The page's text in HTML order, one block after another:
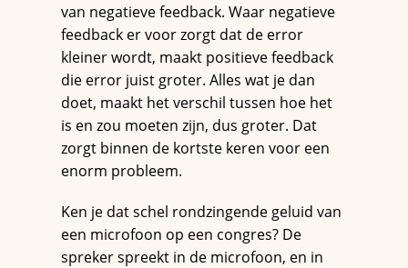
van negatieve feedback. Waar negatieve
feedback er voor zorgt dat de error
kleiner wordt, maakt positieve feedback
die error juist groter. Alles wat je dan
doet, maakt het verschil tussen hoe het
is en zou moeten zijn, dus groter. Dat
zorgt binnen de kortste keren voor een
enorm probleem.
Ken je dat schel rondzingende geluid van
een microfoon op een congres? De
spreker spreekt in de microfoon, en in